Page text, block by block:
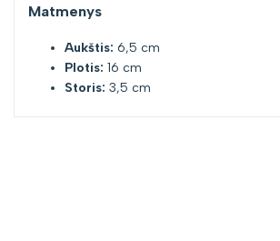
Matmenys
Aukštis: 6,5 cm
Plotis: 16 cm
Storis: 3,5 cm